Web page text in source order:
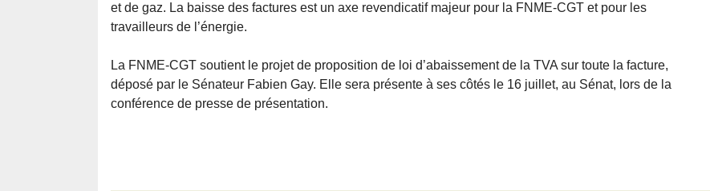
et de gaz. La baisse des factures est un axe revendicatif majeur pour la FNME-CGT et pour les
travailleurs de l’énergie.
La FNME-CGT soutient le projet de proposition de loi d’abaissement de la TVA sur toute la facture,
déposé par le Sénateur Fabien Gay. Elle sera présente à ses côtés le 16 juillet, au Sénat, lors de la
conférence de presse de présentation.